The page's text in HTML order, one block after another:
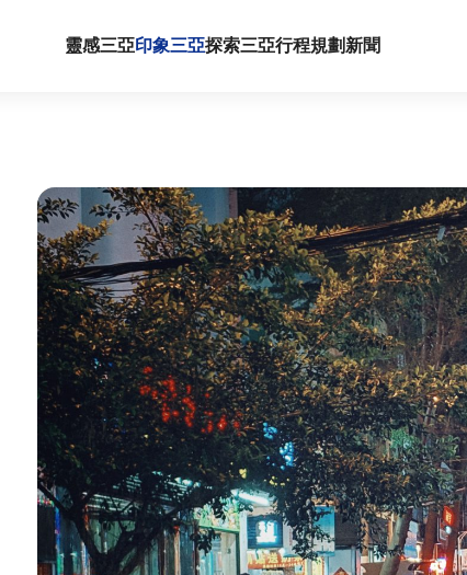
靈感三亞印象三亞探索三亞行程規劃新聞